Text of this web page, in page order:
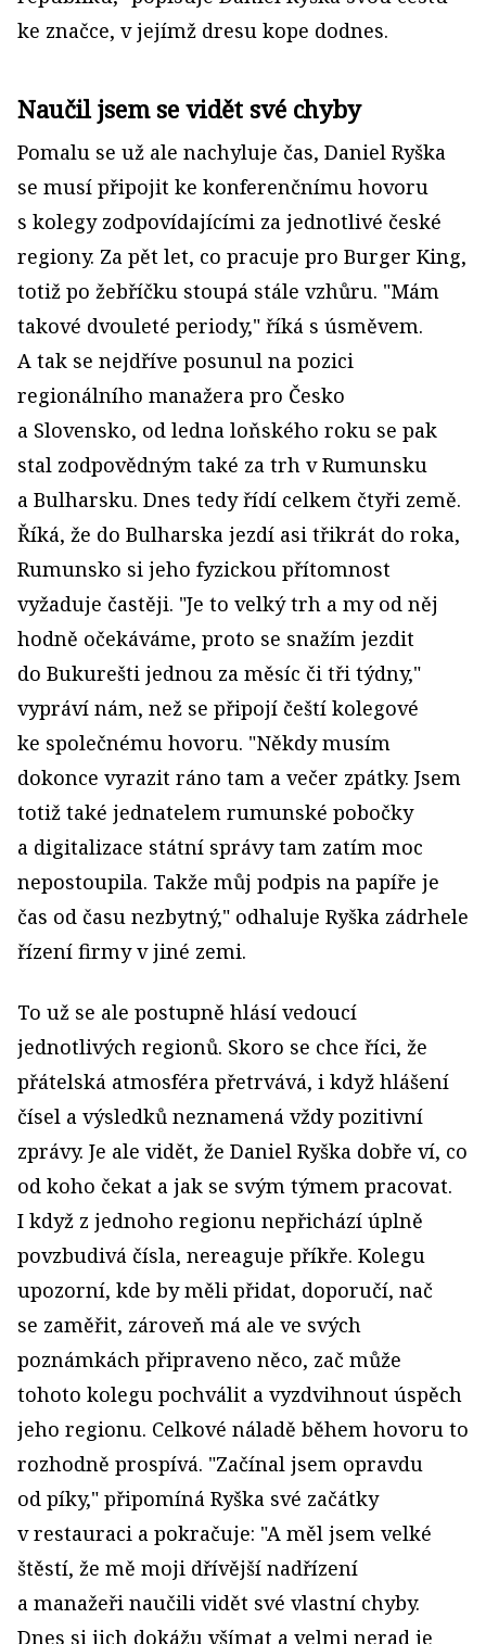
ke značce, v jejímž dresu kope dodnes.
Naučil jsem se vidět své chyby
Pomalu se už ale nachyluje čas, Daniel Ryška
se musí připojit ke konferenčnímu hovoru
s kolegy zodpovídajícími za jednotlivé české
regiony. Za pět let, co pracuje pro Burger King,
totiž po žebříčku stoupá stále vzhůru. "Mám
takové dvouleté periody," říká s úsměvem.
A tak se nejdříve posunul na pozici
regionálního manažera pro Česko
a Slovensko, od ledna loňského roku se pak
stal zodpovědným také za trh v Rumunsku
a Bulharsku. Dnes tedy řídí celkem čtyři země.
Říká, že do Bulharska jezdí asi třikrát do roka,
Rumunsko si jeho fyzickou přítomnost
vyžaduje častěji. "Je to velký trh a my od něj
hodně očekáváme, proto se snažím jezdit
do Bukurešti jednou za měsíc či tři týdny,"
vypráví nám, než se připojí čeští kolegové
ke společnému hovoru. "Někdy musím
dokonce vyrazit ráno tam a večer zpátky. Jsem
totiž také jednatelem rumunské pobočky
a digitalizace státní správy tam zatím moc
nepostoupila. Takže můj podpis na papíře je
čas od času nezbytný," odhaluje Ryška zádrhele
řízení firmy v jiné zemi.
To už se ale postupně hlásí vedoucí
jednotlivých regionů. Skoro se chce říci, že
přátelská atmosféra přetrvává, i když hlášení
čísel a výsledků neznamená vždy pozitivní
zprávy. Je ale vidět, že Daniel Ryška dobře ví, co
od koho čekat a jak se svým týmem pracovat.
I když z jednoho regionu nepřichází úplně
povzbudivá čísla, nereaguje příkře. Kolegu
upozorní, kde by měli přidat, doporučí, nač
se zaměřit, zároveň má ale ve svých
poznámkách připraveno něco, zač může
tohoto kolegu pochválit a vyzdvihnout úspěch
jeho regionu. Celkové náladě během hovoru to
rozhodně prospívá. "Začínal jsem opravdu
od píky," připomíná Ryška své začátky
v restauraci a pokračuje: "A měl jsem velké
štěstí, že mě moji dřívější nadřízení
a manažeři naučili vidět své vlastní chyby.
Dnes si jich dokážu všímat a velmi nerad je